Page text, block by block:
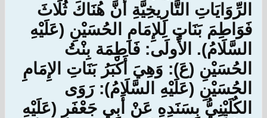
الرِّوَايَاتِ التَّارِيخِيَّةِ أَنَّ هُنَاكَ ثُلَاثَ
فَوَاطِمَ بَنَاتٍ لِلإِمَامِ الحُسَيْنِ (عَلَيْهِ
السَّلَامُ). الأُولَى: فَاطِمَة بِنْتُ
الحُسَيْنِ (عَ): وَهِيَ أَكْبَرُ بَنَاتِ الإِمَامِ
الحُسَيْنِ (عَلَيْهِ السَّلَامُ): رَوَى
الكُلَيْنِيُّ بِسَنَدِهِ عَنْ أَبِي جَعْفَرٍ (عَلَيْهِ